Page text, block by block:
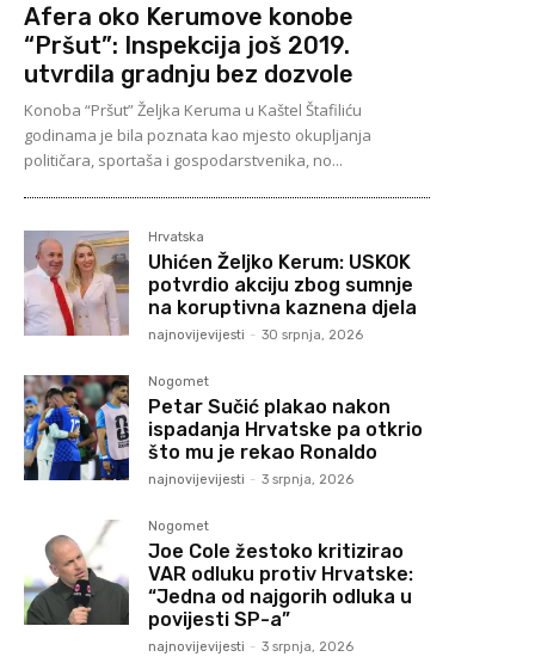
Afera oko Kerumove konobe
“Pršut”: Inspekcija još 2019.
utvrdila gradnju bez dozvole
Konoba “Pršut” Željka Keruma u Kaštel Štafiliću
godinama je bila poznata kao mjesto okupljanja
političara, sportaša i gospodarstvenika, no...
Hrvatska
Uhićen Željko Kerum: USKOK
potvrdio akciju zbog sumnje
na koruptivna kaznena djela
najnovijevijesti - 30 srpnja, 2026
Nogomet
Petar Sučić plakao nakon
ispadanja Hrvatske pa otkrio
što mu je rekao Ronaldo
najnovijevijesti - 3 srpnja, 2026
Nogomet
Joe Cole žestoko kritizirao
VAR odluku protiv Hrvatske:
“Jedna od najgorih odluka u
povijesti SP-a”
najnovijevijesti - 3 srpnja, 2026